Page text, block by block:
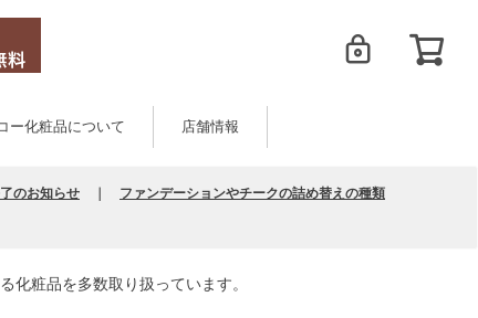
ー化粧品について 店舗情報
のお知らせ
ファンデーションやチークの詰め替えの種類
化粧品を多数取り扱っています。